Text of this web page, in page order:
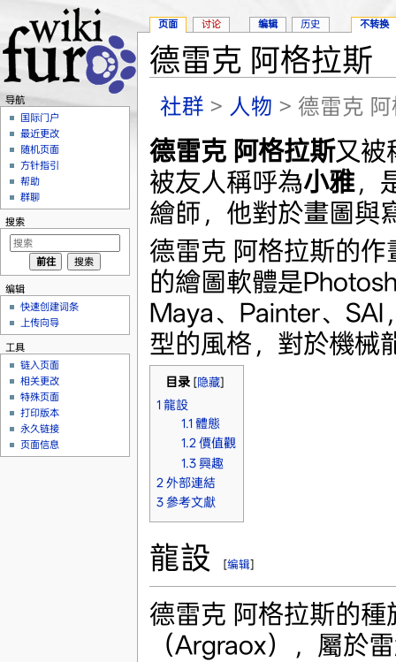
德雷克 阿格拉斯
社群 > 人物 > 德雷克
德雷克 阿格拉斯又被
被友人稱呼為小雅，
繪師，他對於畫圖與
德雷克 阿格拉斯的
的繪圖軟體是
Maya、Painter、
型的風格，對於機械
目录 [隐藏]
1 龍設
1.1 體態
1.2價值觀
1.3興趣
2 外部連結
3 參考文獻
龍設 [编辑]
德雷克 阿格拉斯的
（Argraox），屬於
页面 讨论 编辑 历史 不转换
导航
国际门户
最近更改
随机页面
方针指引
帮助
群聊
搜索
编辑
快速创建词条
上传向导
工具
链入页面
相关更改
特殊页面
打印版本
永久链接
页面信息